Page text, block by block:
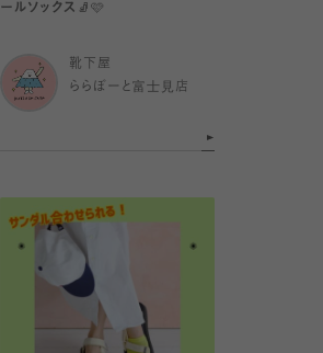
ールソックス🧦🩷
靴下屋
ららぽーと富士見店